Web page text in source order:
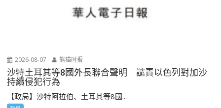
2026-08-07 熊猫时报
沙特土耳其等8國外長聯合聲明 譴責以色列對加沙
持續侵犯行為
【政局】沙特阿拉伯、土耳其等8國...